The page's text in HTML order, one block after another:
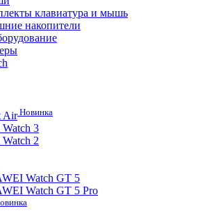
клавиатура и мышь
накопители
AirНовинка
3
2
Watch GT 5
Watch GT 5 Pro